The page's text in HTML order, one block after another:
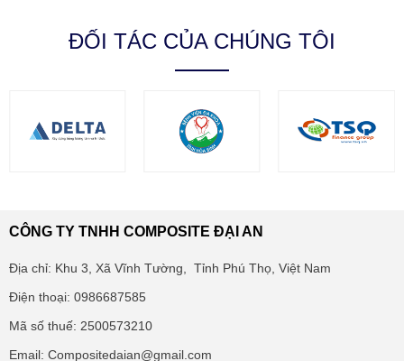
ĐỐI TÁC CỦA CHÚNG TÔI
CÔNG TY TNHH COMPOSITE ĐẠI AN
Địa chỉ: Khu 3, Xã Vĩnh Tường, Tỉnh Phú Thọ, Việt Nam
Điện thoại: 0986687585
Mã số thuế: 2500573210
Email: Compositedaian@gmail.com